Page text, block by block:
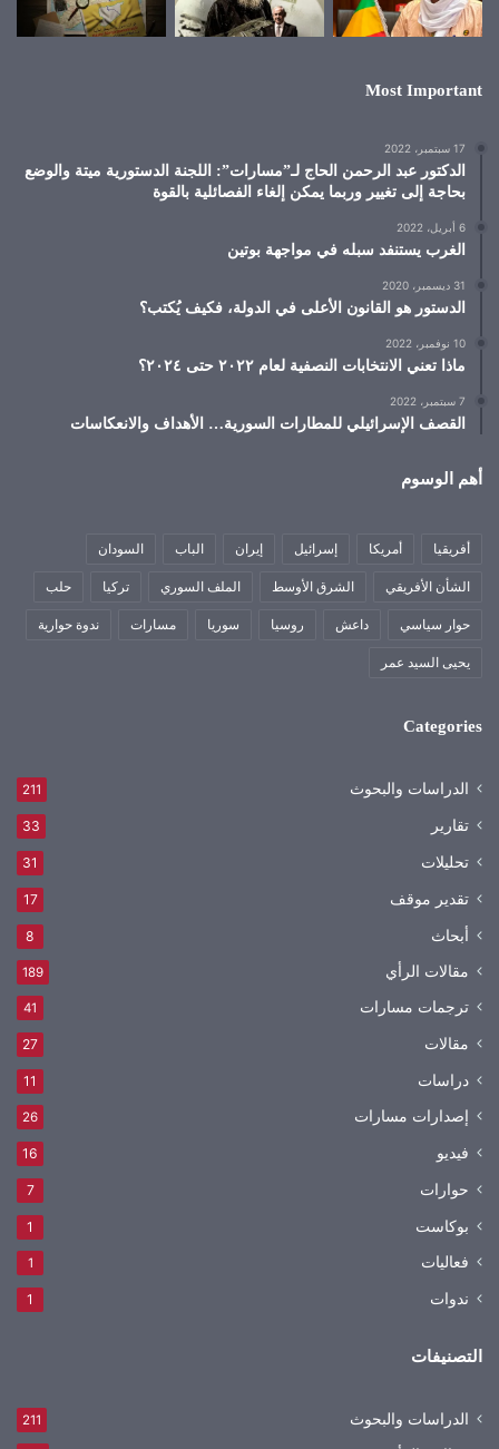
Most Important
17 سبتمبر، 2022
الدكتور عبد الرحمن الحاج لـ”مسارات”: اللجنة الدستورية ميتة والوضع
بحاجة إلى تغيير وربما يمكن إلغاء الفصائلية بالقوة
6 أبريل، 2022
الغرب يستنفد سبله في مواجهة بوتين
31 ديسمبر، 2020
الدستور هو القانون الأعلى في الدولة، فكيف يُكتب؟
10 نوفمبر، 2022
ماذا تعني الانتخابات النصفية لعام ٢٠٢٢ حتى ٢٠٢٤؟
7 سبتمبر، 2022
القصف الإسرائيلي للمطارات السورية… الأهداف والانعكاسات
أهم الوسوم
أفريقيا أمريكا إسرائيل إيران الباب السودان
الشأن الأفريقي الشرق الأوسط الملف السوري تركيا حلب
حوار سياسي داعش روسيا سوريا مسارات ندوة حوارية
يحيى السيد عمر
Categories
الدراسات والبحوث 211
تقارير 33
تحليلات 31
تقدير موقف 17
أبحاث 8
مقالات الرأي 189
ترجمات مسارات 41
مقالات 27
دراسات 11
إصدارات مسارات 26
فيديو 16
حوارات 7
بوكاست 1
فعاليات 1
ندوات 1
التصنيفات
الدراسات والبحوث 211